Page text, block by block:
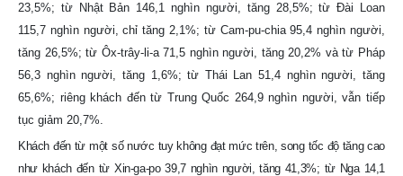
23,5%; từ Nhật Bản 146,1 nghìn người, tăng 28,5%; từ Đài Loan
115,7 nghìn người, chỉ tăng 2,1%; từ Cam-pu-chia 95,4 nghìn người,
tăng 26,5%; từ Ôx-trây-li-a 71,5 nghìn người, tăng 20,2% và từ Pháp
56,3 nghìn người, tăng 1,6%; từ Thái Lan 51,4 nghìn người, tăng
65,6%; riêng khách đến từ Trung Quốc 264,9 nghìn người, vẫn tiếp
tục giảm 20,7%.
Khách đến từ một số nước tuy không đạt mức trên, song tốc độ tăng cao
như khách đến từ Xin-ga-po 39,7 nghìn người, tăng 41,3%; từ Nga 14,1